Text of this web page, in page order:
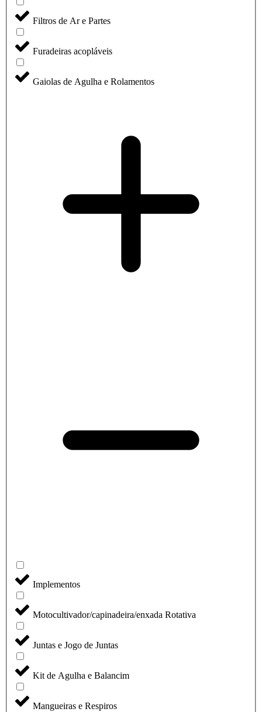
Filtros de Ar e Partes
Furadeiras acopláveis
Gaiolas de Agulha e Rolamentos
Implementos
Motocultivador/capinadeira/enxada Rotativa
Juntas e Jogo de Juntas
Kit de Agulha e Balancim
Mangueiras e Respiros